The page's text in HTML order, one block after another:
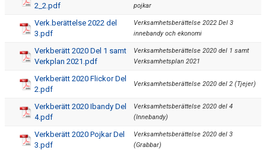
2_2.pdf
pojkar
Verk.berättelse 2022 del
3.pdf
Verksamhetsberättelse 2022 Del 3
innebandy och ekonomi
Verkberätt 2020 Del 1 samt
Verkplan 2021.pdf
Verksamhetsberättelse 2020 del 1 samt
Verksamhetsplan 2021
Verkberätt 2020 Flickor Del
2.pdf
Verksamhetsberättelse 2020 del 2 (Tjejer)
Verkberätt 2020 Ibandy Del
4.pdf
Verksamhetsberättelse 2020 del 4
(Innebandy)
Verkberätt 2020 Pojkar Del
3.pdf
Verksamhetsberättelse 2020 del 3
(Grabbar)